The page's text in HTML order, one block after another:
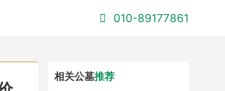
010-89177861
相关公墓推荐